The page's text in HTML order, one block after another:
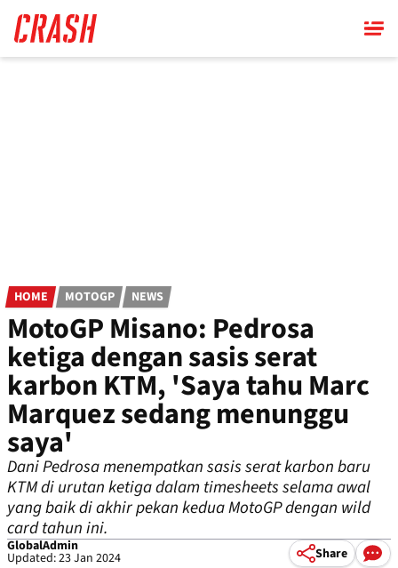
main
content
HOME MOTOGP NEWS
MotoGP Misano: Pedrosa
ketiga dengan sasis serat
karbon KTM, 'Saya tahu Marc
Marquez sedang menunggu
saya'
Dani Pedrosa menempatkan sasis serat karbon baru
KTM di urutan ketiga dalam timesheets selama awal
yang baik di akhir pekan kedua MotoGP dengan wild
card tahun ini.
GlobalAdmin
Updated: 23 Jan 2024 Share